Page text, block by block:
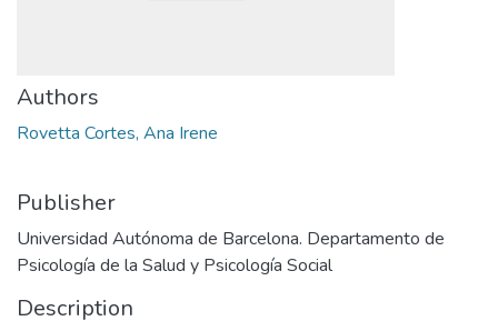
Authors
Rovetta Cortes, Ana Irene
Publisher
Universidad Autónoma de Barcelona. Departamento de
Psicología de la Salud y Psicología Social
Description